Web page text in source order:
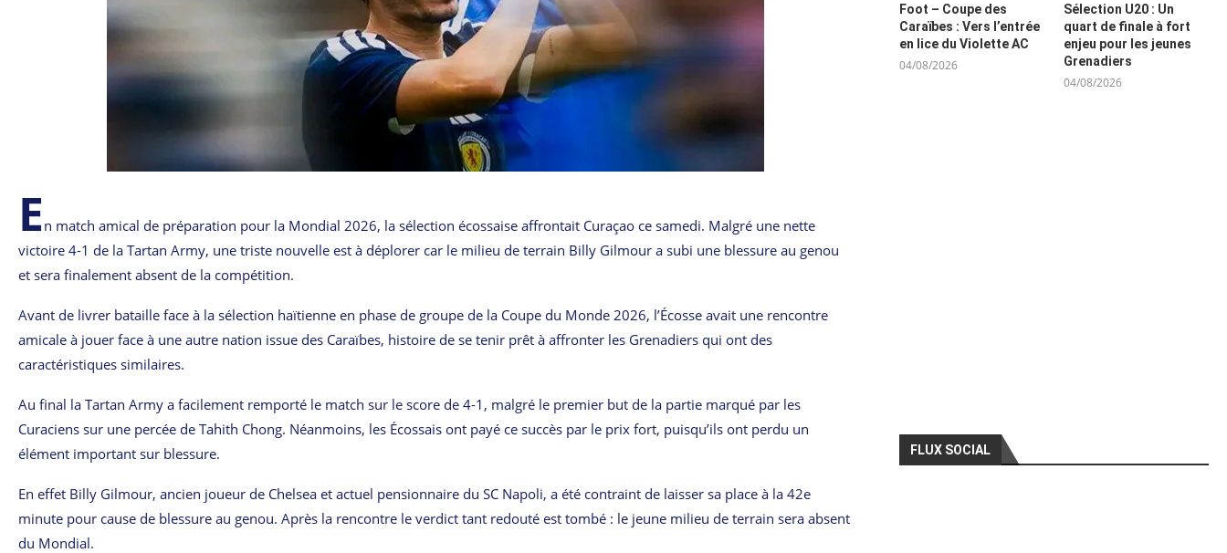
E n match amical de préparation pour la Mondial 2026, la sélection écossaise affrontait Curaçao ce samedi. Malgré une nette
victoire 4-1 de la Tartan Army, une triste nouvelle est à déplorer car le milieu de terrain Billy Gilmour a subi une blessure au genou
et sera finalement absent de la compétition.
Avant de livrer bataille face à la sélection haïtienne en phase de groupe de la Coupe du Monde 2026, l’Écosse avait une rencontre
amicale à jouer face à une autre nation issue des Caraïbes, histoire de se tenir prêt à affronter les Grenadiers qui ont des
caractéristiques similaires.
Au final la Tartan Army a facilement remporté le match sur le score de 4-1, malgré le premier but de la partie marqué par les
Curaciens sur une percée de Tahith Chong. Néanmoins, les Écossais ont payé ce succès par le prix fort, puisqu’ils ont perdu un
élément important sur blessure.
En effet Billy Gilmour, ancien joueur de Chelsea et actuel pensionnaire du SC Napoli, a été contraint de laisser sa place à la 42e
minute pour cause de blessure au genou. Après la rencontre le verdict tant redouté est tombé : le jeune milieu de terrain sera absent
du Mondial.
Foot – Coupe des
Caraïbes : Vers l’entrée
en lice du Violette AC
04/08/2026
Sélection U20 : Un
quart de finale à fort
enjeu pour les jeunes
Grenadiers
04/08/2026
FLUX SOCIAL